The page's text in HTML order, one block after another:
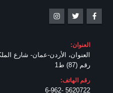
العنوان:
العنوان، الأردن-عمان- شارع
رقم (87) ط1
رقم الهاتف:
5620722 -6-962